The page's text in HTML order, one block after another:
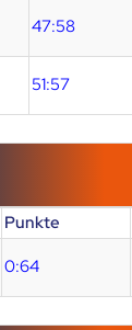
47:58
51:57
Punkte
0:64